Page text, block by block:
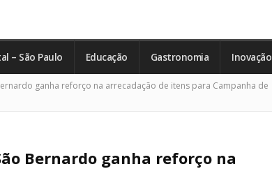
– São Paulo Educação Gastronomia Inovação
ganha reforço na arrecadação de itens para Campanha de
Bernardo ganha reforço na